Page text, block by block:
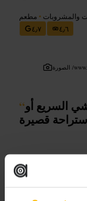
والمشروبات • مطعم
٤٫٧
٤٫٦
الصورة /
“السريع أو
قصيرة
مناسب لـ